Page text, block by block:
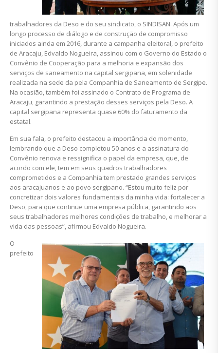
trabalhadores da Deso e do seu sindicato, o SINDISAN. Após um
longo processo de diálogo e de construção de compromisso
iniciados ainda em 2016, durante a campanha eleitoral, o prefeito
de Aracaju, Edvaldo Nogueira, assinou com o Governo do Estado o
Convênio de Cooperação para a melhoria e expansão dos
serviços de saneamento na capital sergipana, em solenidade
realizada na sede da pela Companhia de Saneamento de Sergipe.
Na ocasião, também foi assinado o Contrato de Programa de
Aracaju, garantindo a prestação desses serviços pela Deso. A
capital sergipana representa quase 60% do faturamento da
estatal.
Em sua fala, o prefeito destacou a importância do momento,
lembrando que a Deso completou 50 anos e a assinatura do
Convênio renova e ressignifica o papel da empresa, que, de
acordo com ele, tem em seus quadros trabalhadores
comprometidos e a Companhia tem prestado grandes serviços
aos aracajuanos e ao povo sergipano. “Estou muito feliz por
concretizar dois valores fundamentais da minha vida: fortalecer a
Deso, para que continue uma empresa pública, garantindo aos
seus trabalhadores melhores condições de trabalho, e melhorar a
vida das pessoas”, afirmou Edvaldo Nogueira.
O
prefeito